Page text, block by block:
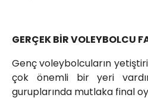
GERÇEK BİR VOLEYBOLCU
Genç voleybolcuların
çok önemli bir yeri
guruplarında mutlaka final